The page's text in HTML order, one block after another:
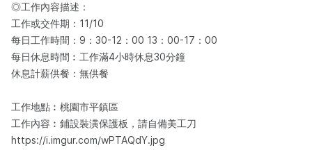
◎工作內容描述：​
工作或交件期：11/10
每日工作時間：9：30-12：00 13：00-17：00
每日休息時間︰工作滿4小時休息30分鐘
休息計薪供餐：無供餐
工作地點︰桃園市平鎮區
工作內容︰鋪設裝潢保護板，請自備美工刀
https://i.imgur.com/wPTAQdY.jpg